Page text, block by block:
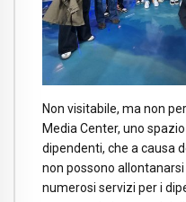
Non visitabile, ma non
Media Center, uno
dipendenti, che a causa
non possono
numerosi servizi per i